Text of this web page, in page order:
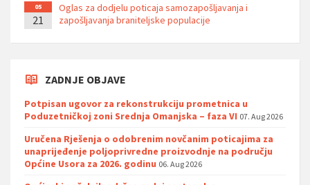
05
21
Oglas za dodjelu poticaja samozapošljavanja i
zapošljavanja braniteljske populacije
ZADNJE OBJAVE
Potpisan ugovor za rekonstrukciju prometnica u
Poduzetničkoj zoni Srednja Omanjska – faza VI 07. Aug 2026
Uručena Rješenja o odobrenim novčanim poticajima za
unaprijeđenje poljoprivredne proizvodnje na području
Općine Usora za 2026. godinu 06. Aug 2026